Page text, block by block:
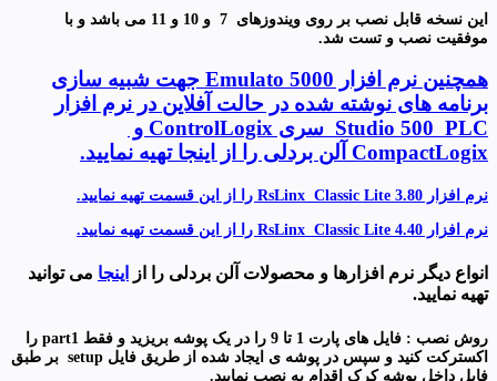
این نسخه قابل نصب بر روی ویندوزهای 7 و 10 و 11
می باشد و با
موفقیت نصب و تست شد.
همچنین نرم افزار Emulato 5000 جهت شبیه سازی
برنامه های نوشته شده در حالت آفلاین در نرم افزار
Studio 500 PLC سری ControlLogix و
CompactLogix آلن بردلی را از اینجا تهیه نمایید.
نرم افزار RsLinx Classic Lite 3.80 را از این قسمت تهیه نمایید.
نرم افزار RsLinx Classic Lite 4.40 را از این قسمت تهیه نمایید.
انواع دیگر نرم افزارها و محصولات آلن بردلی را از اینجا می توانید
تهیه نمایید.
روش نصب : فایل های پارت 1 تا 9 را در یک پوشه بریزید و فقط part1 را
اکسترکت کنید و سپس در پوشه ی ایجاد شده از طریق فایل setup بر طبق
فایل داخل پوشه کرک اقدام به نصب نمایید.